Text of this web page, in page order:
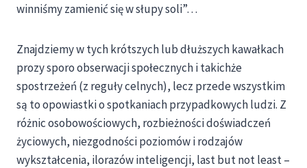
winniśmy zamienić się w słupy soli”…
Znajdziemy w tych krótszych lub dłuższych kawałkach
prozy sporo obserwacji społecznych i takichże
spostrzeżeń (z reguły celnych), lecz przede wszystkim
są to opowiastki o spotkaniach przypadkowych ludzi. Z
różnic osobowościowych, rozbieżności doświadczeń
życiowych, niezgodności poziomów i rodzajów
wykształcenia, ilorazów inteligencji, last but not least –